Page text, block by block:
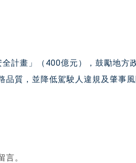
計畫」（400億元），鼓勵地方
質，並降低駕駛人違規及肇事風
言。